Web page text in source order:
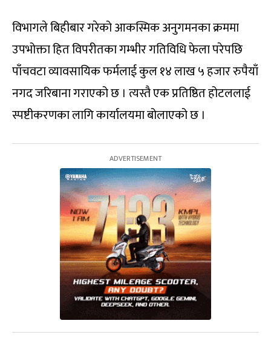
विभागले बिहीबार गरेको आकस्मिक अनुगमनका क्रममा
उपभोक्ता हित विपरीतका गम्भीर गतिविधि फेला परेपछि
पाँचवटा व्यावसायिक फर्मलाई कुल १४ लाख ५ हजार रुपैयाँ
नगद जरिबाना गराएको छ । त्यस्तै एक प्रतिष्ठित होटललाई
स्पष्टीकरणका लागि कार्यालयमा बोलाएको छ ।